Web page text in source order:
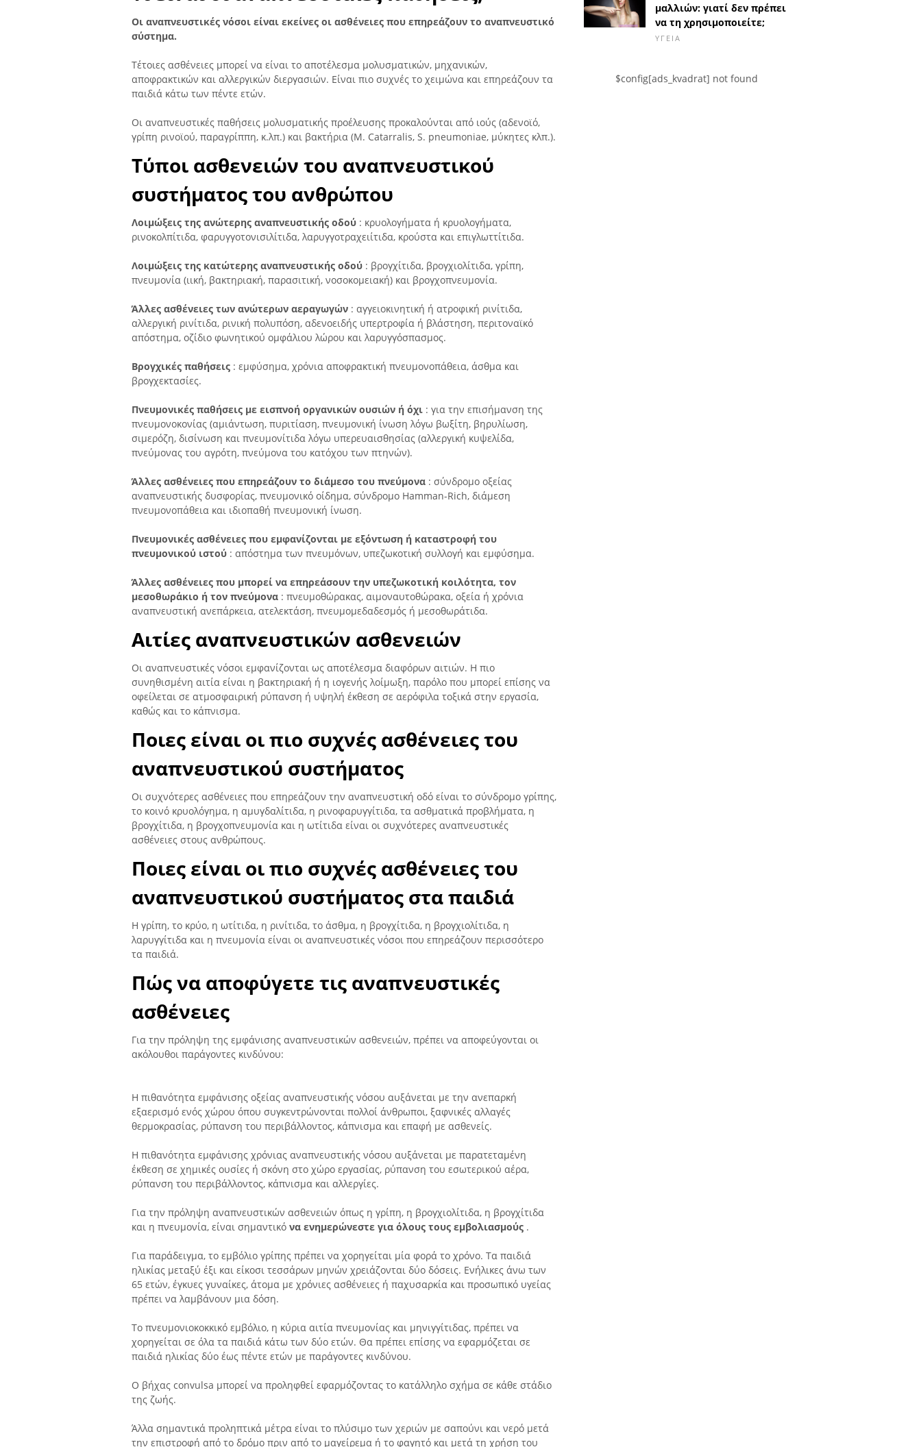
Οι αναπνευστικές νόσοι είναι εκείνες οι ασθένειες που επηρεάζουν το αναπνευστικό
σύστημα.
Τέτοιες ασθένειες μπορεί να είναι το αποτέλεσμα μολυσματικών, μηχανικών,
αποφρακτικών και αλλεργικών διεργασιών. Είναι πιο συχνές το χειμώνα και επηρεάζουν τα
παιδιά κάτω των πέντε ετών.
Οι αναπνευστικές παθήσεις μολυσματικής προέλευσης προκαλούνται από ιούς (αδενοϊό,
γρίπη ρινοϊού, παραγρίππη, κ.λπ.) και βακτήρια (Μ. Catarralis, S. pneumoniae, μύκητες κλπ.).
Τύποι ασθενειών του αναπνευστικού
συστήματος του ανθρώπου
Λοιμώξεις της ανώτερης αναπνευστικής οδού : κρυολογήματα ή κρυολογήματα,
ρινοκολπίτιδα, φαρυγγοτονισιλίτιδα, λαρυγγοτραχειίτιδα, κρούστα και επιγλωττίτιδα.
Λοιμώξεις της κατώτερης αναπνευστικής οδού : βρογχίτιδα, βρογχιολίτιδα, γρίπη,
πνευμονία (ιική, βακτηριακή, παρασιτική, νοσοκομειακή) και βρογχοπνευμονία.
Άλλες ασθένειες των ανώτερων αεραγωγών : αγγειοκινητική ή ατροφική ρινίτιδα,
αλλεργική ρινίτιδα, ρινική πολυπόση, αδενοειδής υπερτροφία ή βλάστηση, περιτοναϊκό
απόστημα, οζίδιο φωνητικού ομφάλιου λώρου και λαρυγγόσπασμος.
Βρογχικές παθήσεις : εμφύσημα, χρόνια αποφρακτική πνευμονοπάθεια, άσθμα και
βρογχεκτασίες.
Πνευμονικές παθήσεις με εισπνοή οργανικών ουσιών ή όχι : για την επισήμανση της
πνευμονοκονίας (αμιάντωση, πυριτίαση, πνευμονική ίνωση λόγω βωξίτη, βηρυλίωση,
σιμερόζη, δισίνωση και πνευμονίτιδα λόγω υπερευαισθησίας (αλλεργική κυψελίδα,
πνεύμονας του αγρότη, πνεύμονα του κατόχου των πτηνών).
Άλλες ασθένειες που επηρεάζουν το διάμεσο του πνεύμονα : σύνδρομο οξείας
αναπνευστικής δυσφορίας, πνευμονικό οίδημα, σύνδρομο Hamman-Rich, διάμεση
πνευμονοπάθεια και ιδιοπαθή πνευμονική ίνωση.
Πνευμονικές ασθένειες που εμφανίζονται με εξόντωση ή καταστροφή του
πνευμονικού ιστού : απόστημα των πνευμόνων, υπεζωκοτική συλλογή και εμφύσημα.
Άλλες ασθένειες που μπορεί να επηρεάσουν την υπεζωκοτική κοιλότητα, τον
μεσοθωράκιο ή τον πνεύμονα : πνευμοθώρακας, αιμοναυτοθώρακα, οξεία ή χρόνια
αναπνευστική ανεπάρκεια, ατελεκτάση, πνευμομεδαδεσμός ή μεσοθωράτιδα.
Αιτίες αναπνευστικών ασθενειών
Οι αναπνευστικές νόσοι εμφανίζονται ως αποτέλεσμα διαφόρων αιτιών. Η πιο
συνηθισμένη αιτία είναι η βακτηριακή ή η ιογενής λοίμωξη, παρόλο που μπορεί επίσης να
οφείλεται σε ατμοσφαιρική ρύπανση ή υψηλή έκθεση σε αερόφιλα τοξικά στην εργασία,
καθώς και το κάπνισμα.
Ποιες είναι οι πιο συχνές ασθένειες του
αναπνευστικού συστήματος
Οι συχνότερες ασθένειες που επηρεάζουν την αναπνευστική οδό είναι το σύνδρομο γρίπης,
το κοινό κρυολόγημα, η αμυγδαλίτιδα, η ρινοφαρυγγίτιδα, τα ασθματικά προβλήματα, η
βρογχίτιδα, η βρογχοπνευμονία και η ωτίτιδα είναι οι συχνότερες αναπνευστικές
ασθένειες στους ανθρώπους.
Ποιες είναι οι πιο συχνές ασθένειες του
αναπνευστικού συστήματος στα παιδιά
Η γρίπη, το κρύο, η ωτίτιδα, η ρινίτιδα, το άσθμα, η βρογχίτιδα, η βρογχιολίτιδα, η
λαρυγγίτιδα και η πνευμονία είναι οι αναπνευστικές νόσοι που επηρεάζουν περισσότερο
τα παιδιά.
Πώς να αποφύγετε τις αναπνευστικές
ασθένειες
Για την πρόληψη της εμφάνισης αναπνευστικών ασθενειών, πρέπει να αποφεύγονται οι
ακόλουθοι παράγοντες κινδύνου:
Η πιθανότητα εμφάνισης οξείας αναπνευστικής νόσου αυξάνεται με την ανεπαρκή
εξαερισμό ενός χώρου όπου συγκεντρώνονται πολλοί άνθρωποι, ξαφνικές αλλαγές
θερμοκρασίας, ρύπανση του περιβάλλοντος, κάπνισμα και επαφή με ασθενείς.
Η πιθανότητα εμφάνισης χρόνιας αναπνευστικής νόσου αυξάνεται με παρατεταμένη
έκθεση σε χημικές ουσίες ή σκόνη στο χώρο εργασίας, ρύπανση του εσωτερικού αέρα,
ρύπανση του περιβάλλοντος, κάπνισμα και αλλεργίες.
Για την πρόληψη αναπνευστικών ασθενειών όπως η γρίπη, η βρογχιολίτιδα, η βρογχίτιδα
και η πνευμονία, είναι σημαντικό να ενημερώνεστε για όλους τους εμβολιασμούς .
Για παράδειγμα, το εμβόλιο γρίπης πρέπει να χορηγείται μία φορά το χρόνο. Τα παιδιά
ηλικίας μεταξύ έξι και είκοσι τεσσάρων μηνών χρειάζονται δύο δόσεις. Ενήλικες άνω των
65 ετών, έγκυες γυναίκες, άτομα με χρόνιες ασθένειες ή παχυσαρκία και προσωπικό υγείας
πρέπει να λαμβάνουν μια δόση.
Το πνευμονιοκοκκικό εμβόλιο, η κύρια αιτία πνευμονίας και μηνιγγίτιδας, πρέπει να
χορηγείται σε όλα τα παιδιά κάτω των δύο ετών. Θα πρέπει επίσης να εφαρμόζεται σε
παιδιά ηλικίας δύο έως πέντε ετών με παράγοντες κινδύνου.
Ο βήχας convulsa μπορεί να προληφθεί εφαρμόζοντας το κατάλληλο σχήμα σε κάθε στάδιο
της ζωής.
Άλλα σημαντικά προληπτικά μέτρα είναι το πλύσιμο των χεριών με σαπούνι και νερό μετά
την επιστροφή από το δρόμο πριν από το μαγείρεμα ή το φαγητό και μετά τη χρήση του
μαλλιών: γιατί δεν πρέπει
να τη χρησιμοποιείτε;
ΥΓΕΊΑ
$config[ads_kvadrat] not found